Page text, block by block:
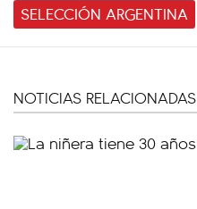
SELECCIÓN ARGENTINA
NOTICIAS RELACIONADAS